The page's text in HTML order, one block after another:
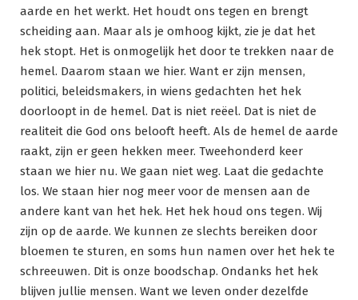
aarde en het werkt. Het houdt ons tegen en brengt
scheiding aan. Maar als je omhoog kijkt, zie je dat het
hek stopt. Het is onmogelijk het door te trekken naar de
hemel. Daarom staan we hier. Want er zijn mensen,
politici, beleidsmakers, in wiens gedachten het hek
doorloopt in de hemel. Dat is niet reëel. Dat is niet de
realiteit die God ons belooft heeft. Als de hemel de aarde
raakt, zijn er geen hekken meer. Tweehonderd keer
staan we hier nu. We gaan niet weg. Laat die gedachte
los. We staan hier nog meer voor de mensen aan de
andere kant van het hek. Het hek houd ons tegen. Wij
zijn op de aarde. We kunnen ze slechts bereiken door
bloemen te sturen, en soms hun namen over het hek te
schreeuwen. Dit is onze boodschap. Ondanks het hek
blijven jullie mensen. Want we leven onder dezelfde